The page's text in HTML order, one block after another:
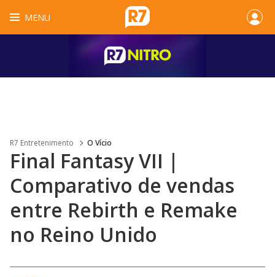
MENU
R7 Entretenimento O Vício
Final Fantasy VII |
Comparativo de vendas
entre Rebirth e Remake
no Reino Unido